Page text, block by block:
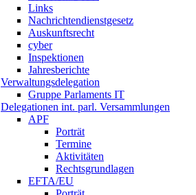
Links
Nachrichtendienstgesetz
Auskunftsrecht
cyber
Inspektionen
Jahresberichte
Verwaltungsdelegation
Gruppe Parlaments IT
Delegationen int. parl. Versammlungen
APF
Porträt
Termine
Aktivitäten
Rechtsgrundlagen
EFTA/EU